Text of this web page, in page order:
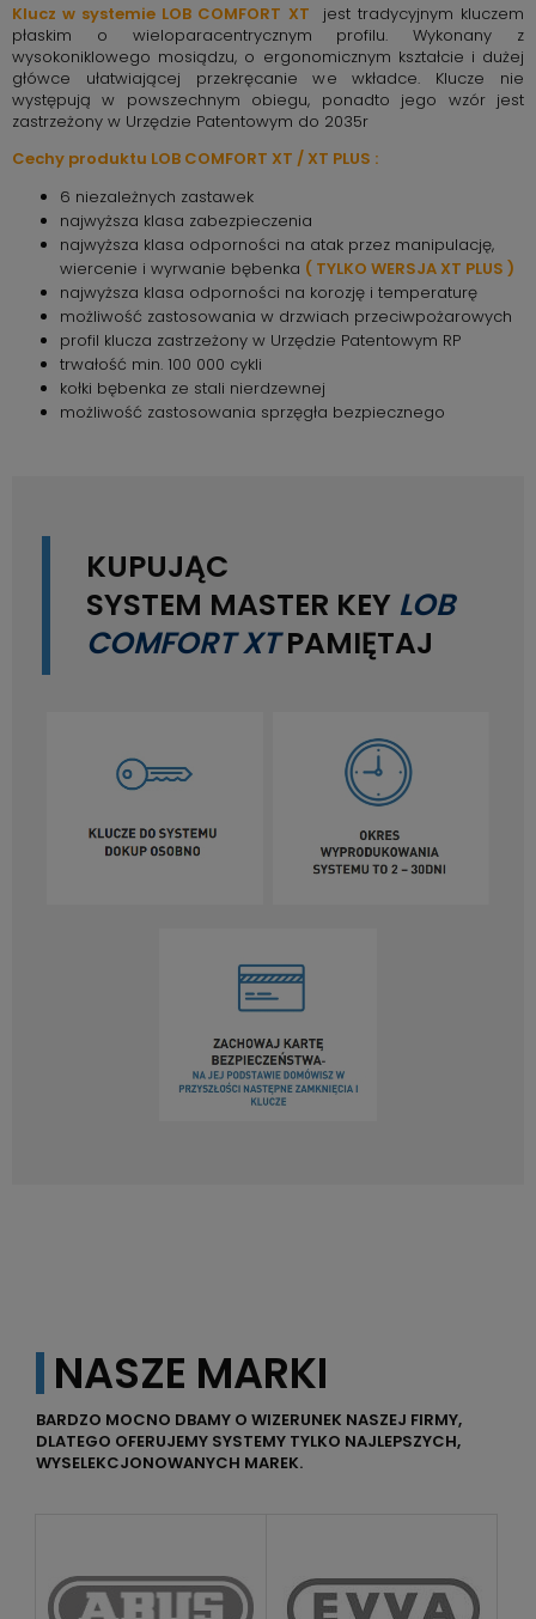
Klucz w systemie LOB COMFORT XT
jest tradycyjnym kluczem
płaskim o wieloparacentrycznym profilu. Wykonany z
wysokoniklowego mosiądzu, o ergonomicznym kształcie i dużej
główce ułatwiającej przekręcanie we wkładce. Klucze nie
występują w powszechnym obiegu, ponadto jego wzór jest
zastrzeżony w Urzędzie Patentowym do 2035r
Cechy produktu LOB COMFORT XT / XT PLUS :
6 niezależnych zastawek
najwyższa klasa zabezpieczenia
najwyższa klasa odporności na atak przez manipulację,
wiercenie i wyrwanie bębenka ( TYLKO WERSJA XT PLUS )
najwyższa klasa odporności na korozję i temperaturę
możliwość zastosowania w drzwiach przeciwpożarowych
profil klucza zastrzeżony w Urzędzie Patentowym RP
trwałość min. 100 000 cykli
kołki bębenka ze stali nierdzewnej
możliwość zastosowania sprzęgła bezpiecznego
KUPUJĄC
SYSTEM MASTER KEY LOB
COMFORT XT PAMIĘTAJ
NASZE MARKI
BARDZO MOCNO DBAMY O WIZERUNEK NASZEJ FIRMY,
DLATEGO OFERUJEMY SYSTEMY TYLKO NAJLEPSZYCH,
WYSELEKCJONOWANYCH MAREK.